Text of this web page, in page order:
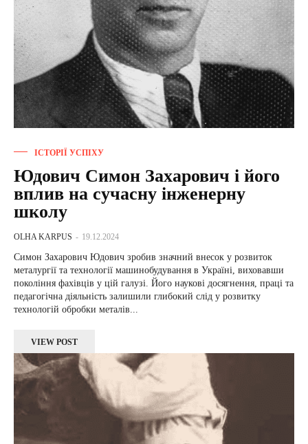
ІСТОРІЇ УСПІХУ
Юдович Симон Захарович і його
вплив на сучасну інженерну
школу
OLHA KARPUS - 19.12.2024
Симон Захарович Юдович зробив значний внесок у розвиток
металургії та технології машинобудування в Україні, виховавши
покоління фахівців у цій галузі. Його наукові досягнення, праці та
педагогічна діяльність залишили глибокий слід у розвитку
технологій обробки металів...
VIEW POST